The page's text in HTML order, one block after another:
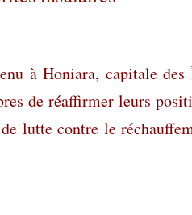
à Honiara, capitale des
de réaffirmer leurs
lutte contre le